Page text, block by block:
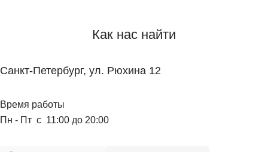
Как нас найти
Санкт-Петербург, ул. Рюхина 12
Время работы
Пн - Пт с 11:00 до 20:00